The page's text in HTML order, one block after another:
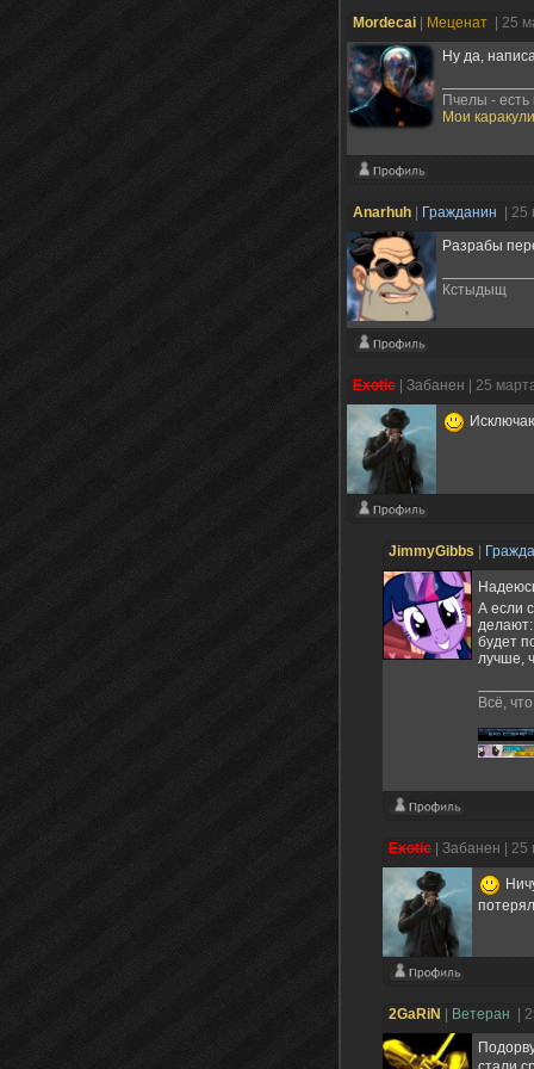
Mordecai Меценат
| 25
Ну да,
Пчелы - есть
Мои
Anarhuh Гражданин
|
Разрабы
Кстыдыщ
Exotic Забанен | 25
JimmyGibbs
А если
делают:
будет
лучше,
Всё,
Exotic Забанен |
2GaRiN Ветеран
|